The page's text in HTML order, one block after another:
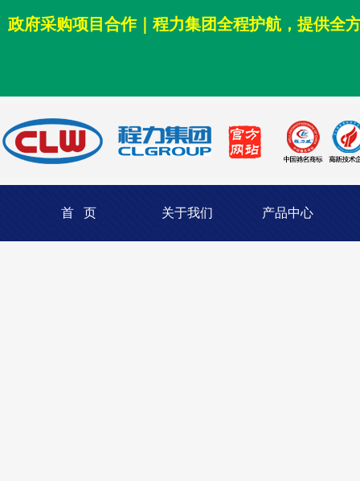
政府采购项目合作｜程力集团全程护航，提供全
首 页 关于我们 产品中心